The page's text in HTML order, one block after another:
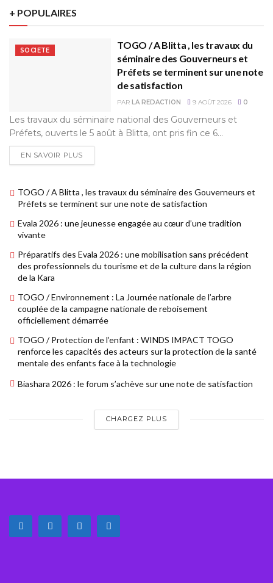
+ POPULAIRES
SOCIETE
TOGO / A Blitta , les travaux du
séminaire des Gouverneurs et
Préfets se terminent sur une note
de satisfaction
PAR LA REDACTION 9 AOÛT 2026 0
Les travaux du séminaire national des Gouverneurs et
Préfets, ouverts le 5 août à Blitta, ont pris fin ce 6...
EN SAVOIR PLUS
TOGO / A Blitta , les travaux du séminaire des Gouverneurs et
Préfets se terminent sur une note de satisfaction
Evala 2026 : une jeunesse engagée au cœur d’une tradition
vivante
Préparatifs des Evala 2026 : une mobilisation sans précédent
des professionnels du tourisme et de la culture dans la région
de la Kara
TOGO / Environnement : La Journée nationale de l’arbre
couplée de la campagne nationale de reboisement
officiellement démarrée
TOGO / Protection de l’enfant : WINDS IMPACT TOGO
renforce les capacités des acteurs sur la protection de la santé
mentale des enfants face à la technologie
Biashara 2026 : le forum s’achève sur une note de satisfaction
CHARGEZ PLUS